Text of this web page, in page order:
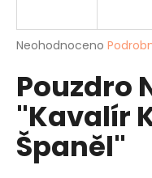
Průměrné
produktu
je
0,0
5
hvězdiček.
Neohodnoceno
Pouzdro
"Kavalír
Španěl"
j
t
?